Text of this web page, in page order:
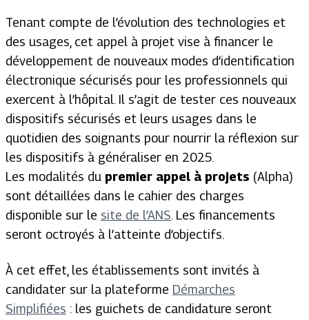
Tenant compte de l’évolution des technologies et
des usages, cet appel à projet vise à financer le
développement de nouveaux modes d’identification
électronique sécurisés pour les professionnels qui
exercent à l’hôpital. Il s’agit de tester ces nouveaux
dispositifs sécurisés et leurs usages dans le
quotidien des soignants pour nourrir la réflexion sur
les dispositifs à généraliser en 2025.
Les modalités du premier appel à projets (Alpha)
sont détaillées dans le cahier des charges
disponible sur le site de l’ANS. Les financements
seront octroyés à l’atteinte d’objectifs.
À cet effet, les établissements sont invités à
candidater sur la plateforme Démarches
Simplifiées : les guichets de candidature seront